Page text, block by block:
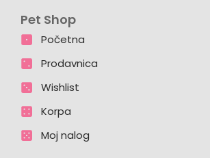
Pet Shop
Početna
Prodavnica
Wishlist
Korpa
Moj nalog